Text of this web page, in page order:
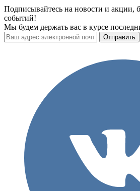
Подписывайтесь на новости и акции,
событий!
Мы будем держать вас в курсе